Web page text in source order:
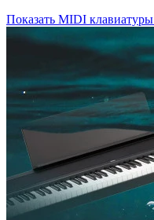
Показать MIDI клавиатуры